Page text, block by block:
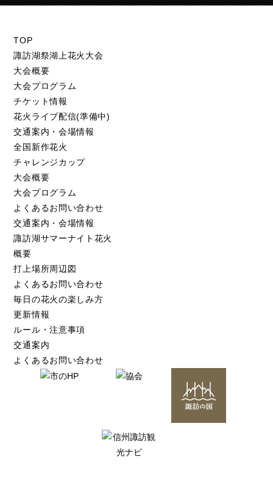
TOP
諏訪湖祭湖上花火大会
大会概要
大会プログラム
チケット情報
花火ライブ配信(準備中)
交通案内・会場情報
全国新作花火
チャレンジカップ
大会概要
大会プログラム
よくあるお問い合わせ
交通案内・会場情報
諏訪湖サマーナイト花火
概要
打上場所周辺図
よくあるお問い合わせ
毎日の花火の楽しみ方
更新情報
ルール・注意事項
交通案内
よくあるお問い合わせ